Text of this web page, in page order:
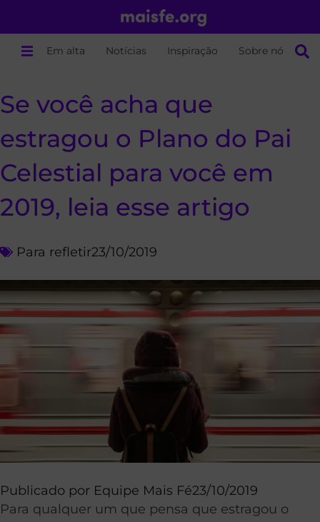
Em alta Notícias Inspiração Sobre nós
Se você acha que
estragou o Plano do Pai
Celestial para você em
2019, leia esse artigo
Para refletir23/10/2019
Publicado por Equipe Mais Fé23/10/2019
Para qualquer um que pensa que estragou o